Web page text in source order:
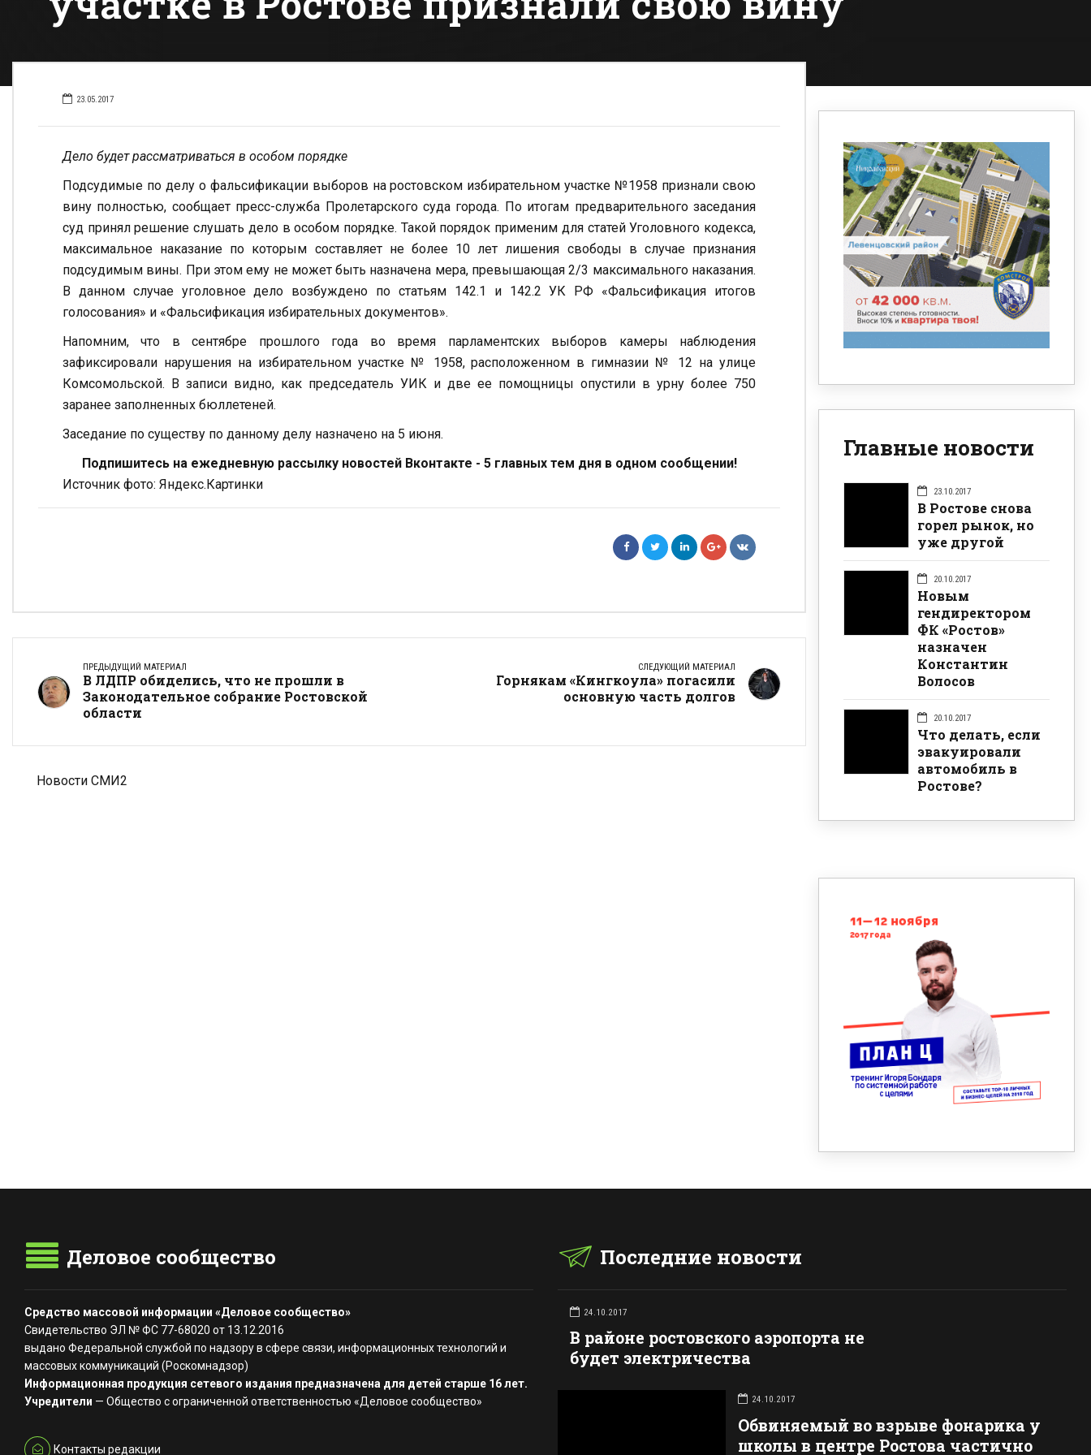
23.05.2017
Дело будет рассматриваться в особом порядке
Подсудимые по делу о фальсификации выборов на ростовском избирательном участке №1958 признали свою
вину полностью, сообщает пресс-служба Пролетарского суда города. По итогам предварительного заседания
суд принял решение слушать дело в особом порядке. Такой порядок применим для статей Уголовного кодекса,
максимальное наказание по которым составляет не более 10 лет лишения свободы в случае признания
подсудимым вины. При этом ему не может быть назначена мера, превышающая 2/3 максимального наказания.
В данном случае уголовное дело возбуждено по статьям 142.1 и 142.2 УК РФ «Фальсификация итогов
голосования» и «Фальсификация избирательных документов».
Напомним, что в сентябре прошлого года во время парламентских выборов камеры наблюдения
зафиксировали нарушения на избирательном участке № 1958, расположенном в гимназии № 12 на улице
Комсомольской. В записи видно, как председатель УИК и две ее помощницы опустили в урну более 750
заранее заполненных бюллетеней.
Заседание по существу по данному делу назначено на 5 июня.
Подпишитесь на ежедневную рассылку новостей Вконтакте - 5 главных тем дня в одном сообщении!
Источник фото: Яндекс.Картинки
ПРЕДЫДУЩИЙ МАТЕРИАЛ
В ЛДПР обиделись, что не прошли в
Законодательное собрание Ростовской
области
СЛЕДУЮЩИЙ МАТЕРИАЛ
Горнякам «Кингкоула» погасили
основную часть долгов
Новости СМИ2
Главные новости
23.10.2017
В Ростове снова
горел рынок, но
уже другой
20.10.2017
Новым
гендиректором
ФК «Ростов»
назначен
Константин
Волосов
20.10.2017
Что делать, если
эвакуировали
автомобиль в
Ростове?
Деловое сообщество
Средство массовой информации «Деловое сообщество»
Свидетельство ЭЛ № ФС 77-68020 от 13.12.2016
выдано Федеральной службой по надзору в сфере связи, информационных технологий и
массовых коммуникаций (Роскомнадзор)
Информационная продукция сетевого издания предназначена для детей старше 16 лет.
Учредители — Общество с ограниченной ответственностью «Деловое сообщество»
Контакты редакции
Последние новости
24.10.2017
В районе ростовского аэропорта не
будет электричества
24.10.2017
Обвиняемый во взрыве фонарика у
школы в центре Ростова частично